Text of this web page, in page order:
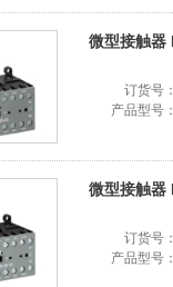
微型接触器
订货号
产品型号
微型接触器
订货号
产品型号